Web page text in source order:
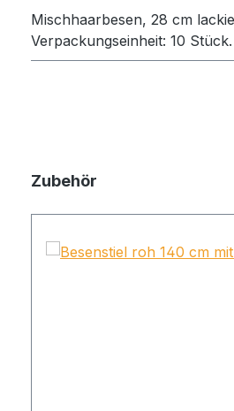
Mischhaarbesen, 28 cm
Verpackungseinheit: 10 Stück.
Zubehör